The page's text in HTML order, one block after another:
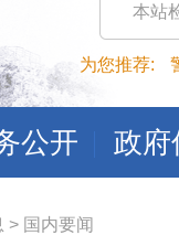
本站
为您推荐:
公开 政府
> 国内要闻